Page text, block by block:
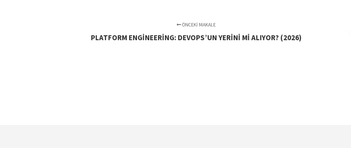
ÖNCEKI MAKALE
PLATFORM ENGINEERING: DEVOPS’UN YERINI MI ALIYOR? (2026)